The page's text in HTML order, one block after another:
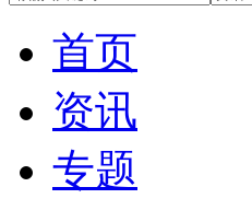
首页
资讯
专题